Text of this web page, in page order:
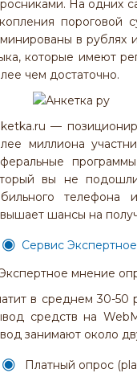
На одних
пороговой
в рублях
которые имеют
чем достаточно.
—
миллиона
вы не
телефона
шансы на
Сервис
в среднем 30-50
средств на
занимают около
Платный опрос